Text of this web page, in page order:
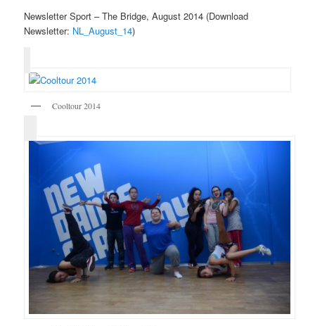
Newsletter Sport – The Bridge, August 2014 (Download
Newsletter: NL_August_14)
Cooltour 2014